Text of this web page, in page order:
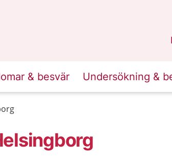
& besvär Undersökning &